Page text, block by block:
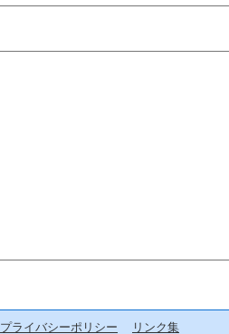
プライバシーポリシー リンク集